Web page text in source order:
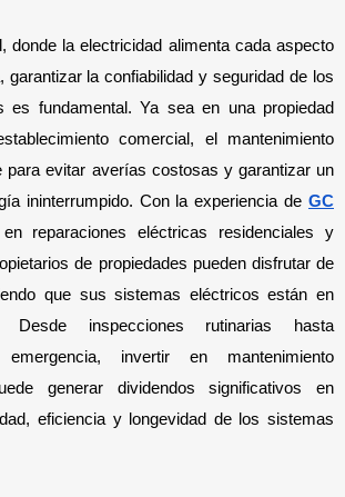
donde la electricidad alimenta cada aspecto
garantizar la confiabilidad y seguridad de los
es fundamental. Ya sea en una propiedad
comercial, el mantenimiento
para evitar averías costosas y garantizar un
ininterrumpido. Con la experiencia de GC
reparaciones eléctricas residenciales y
de propiedades pueden disfrutar de
que sus sistemas eléctricos están en
Desde inspecciones rutinarias hasta
invertir en mantenimiento
generar dividendos significativos en
eficiencia y longevidad de los sistemas